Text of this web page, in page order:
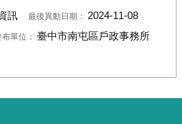
訊 最後異動日期： 2024-11-08
布單位： 臺中市南屯區戶政事務所